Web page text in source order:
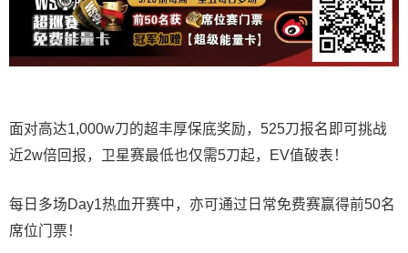
面对高达1,000w刀的超丰厚保底奖励，525刀报名即可挑战
近2w倍回报，卫星赛最低也仅需5刀起，EV值破表！
每日多场Day1热血开赛中，亦可通过日常免费赛赢得前50名
席位门票！